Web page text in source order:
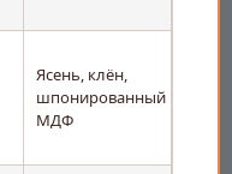
Ясень, клён,
шпонированный
МДФ